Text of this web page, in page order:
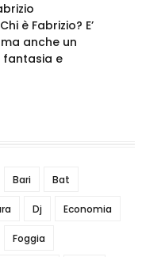
è Fabrizio? E’
anche un
e
Bari Bat
Dj Economia
Foggia